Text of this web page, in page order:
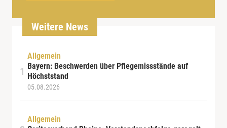
Weitere News
Allgemein
Bayern: Beschwerden über Pflegemissstände auf
Höchststand
05.08.2026
Allgemein